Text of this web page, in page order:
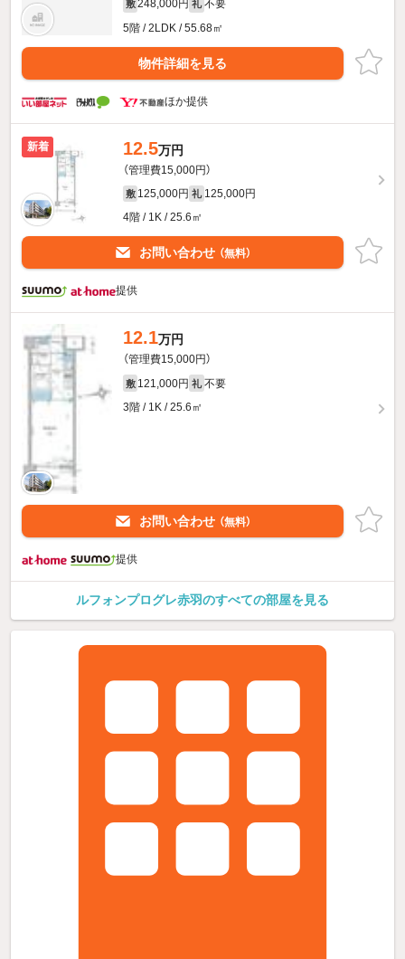
敷 248,000円 礼 不要
5階 / 2LDK / 55.68㎡
物件詳細を見る
ほか提供
新着 12.5万円
（管理費15,000円）
敷 125,000円 礼 125,000円
4階 / 1K / 25.6㎡
お問い合わせ （無料）
提供
12.1万円
（管理費15,000円）
敷 121,000円 礼 不要
3階 / 1K / 25.6㎡
お問い合わせ （無料）
提供
ルフォンプログレ赤羽のすべての部屋を見る